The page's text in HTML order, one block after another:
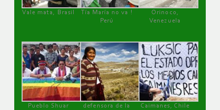
Vale mata, Brasil
Tía María no va !
Perú
Orinoco,
Venezuela
Pueblo Shuar
defensora de la
Caimanes, Chile